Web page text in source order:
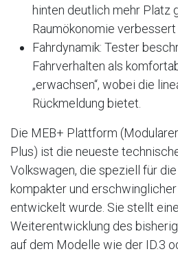
hinten deutlich mehr Platz
Raumökonomie
Fahrdynamik: Tester
Fahrverhalten als
„erwachsen“, wobei die
Rückmeldung bietet.
Die MEB+ Plattform
Plus) ist die neueste
Volkswagen, die speziell für
kompakter und
entwickelt wurde. Sie stellt
Weiterentwicklung des
auf dem Modelle wie der ID.3